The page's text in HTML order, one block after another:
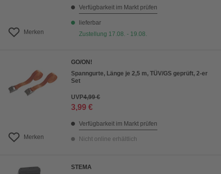
Merken
Verfügbarkeit im Markt prüfen
lieferbar
Zustellung 17.08. - 19.08.
Merken
GO/ON!
Spanngurte, Länge je 2,5 m, TÜV/GS geprüft, 2-er
Set
UVP4,99 €
3,99 €
Verfügbarkeit im Markt prüfen
Nicht online erhältlich
STEMA